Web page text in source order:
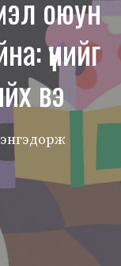
оюун
үүнийг
вэ